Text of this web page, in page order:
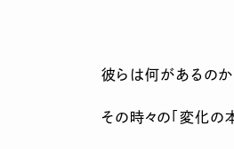
彼らは何があるのか
その時々の「変化の